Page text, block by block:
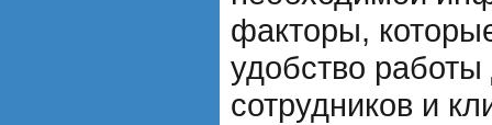
факторы,
удобство
сотрудников и